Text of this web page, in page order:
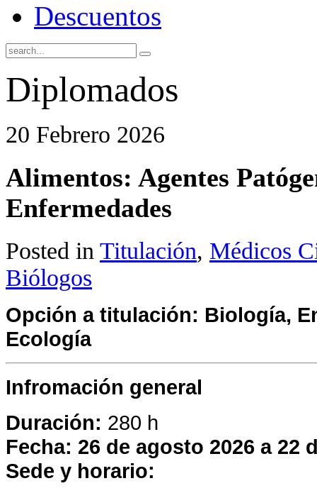
Descuentos
Diplomados
20 Febrero 2026
Alimentos: Agentes
Enfermedades
Posted in Titulación, Médicos
Biólogos
Opción a titulación: Biología,
Ecología
Infromación general
Duración: 280 h
Fecha: 26 de agosto 2026 a 22
Sede y horario: